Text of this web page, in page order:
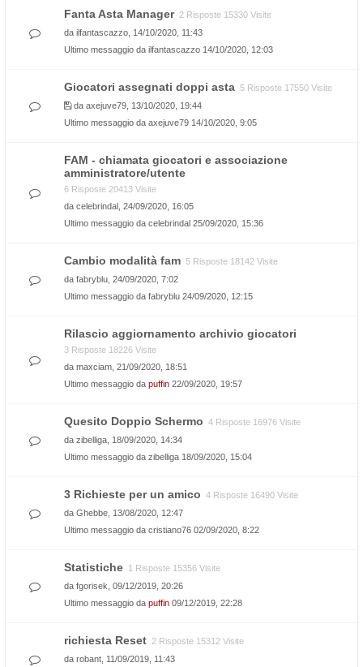
Fanta Asta Manager 2 Risposte 15330 Visite
da ilfantascazzo , 14/10/2020, 11:43
Ultimo messaggio da ilfantascazzo 14/10/2020, 12:03
Giocatori assegnati doppi asta 5 Risposte 17550 Visite
da axejuve79 , 13/10/2020, 19:44
Ultimo messaggio da axejuve79 14/10/2020, 9:05
FAM - chiamata giocatori e associazione
amministratore/utente
6 Risposte 20413 Visite
da celebrindal , 24/09/2020, 16:05
Ultimo messaggio da celebrindal 25/09/2020, 15:36
Cambio modalità fam 5 Risposte 18142 Visite
da fabryblu , 24/09/2020, 7:02
Ultimo messaggio da fabryblu 24/09/2020, 12:15
Rilascio aggiornamento archivio giocatori
3 Risposte 18226 Visite
da maxciam , 21/09/2020, 18:51
Ultimo messaggio da puffin 22/09/2020, 19:57
Quesito Doppio Schermo 4 Risposte 16976 Visite
da zibelliga , 18/09/2020, 14:34
Ultimo messaggio da zibelliga 18/09/2020, 15:04
3 Richieste per un amico 4 Risposte 16490 Visite
da Ghebbe , 13/08/2020, 12:47
Ultimo messaggio da cristiano76 02/09/2020, 8:22
Statistiche 1 Risposte 15356 Visite
da fgorisek , 09/12/2019, 20:26
Ultimo messaggio da puffin 09/12/2019, 22:28
richiesta Reset 2 Risposte 15312 Visite
da robant , 11/09/2019, 11:43